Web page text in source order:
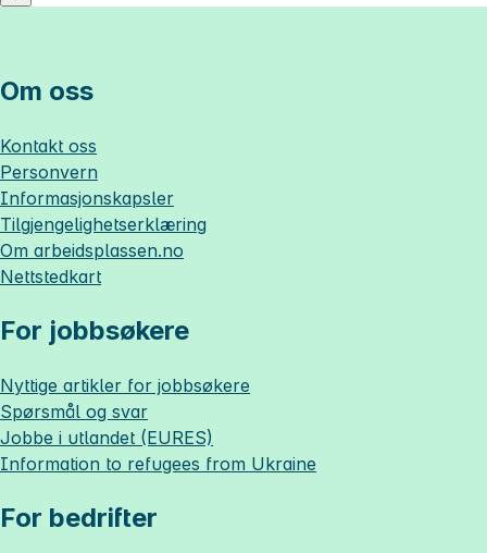
Om oss
Kontakt oss
Personvern
Informasjonskapsler
Tilgjengelighetserklæring
Om arbeidsplassen.no
Nettstedkart
For jobbsøkere
Nyttige artikler for jobbsøkere
Spørsmål og svar
Jobbe i utlandet (EURES)
Information to refugees from Ukraine
For bedrifter